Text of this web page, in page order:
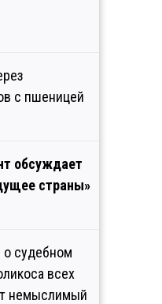
с пшеницей
обсуждает
страны»
о судебном
всех
немыслимый